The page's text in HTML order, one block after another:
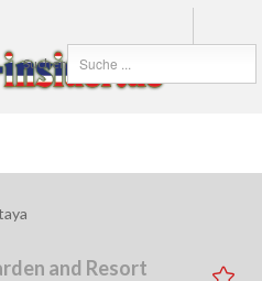
Suchen
and Resort